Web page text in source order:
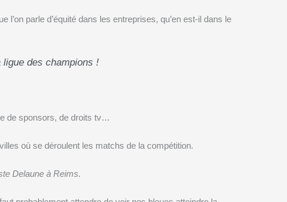
parle d’équité dans les entreprises, qu’en est-il dans le
ligue des champions !
de sponsors, de droits tv…
où se déroulent les matchs de la compétition.
Delaune à Reims.